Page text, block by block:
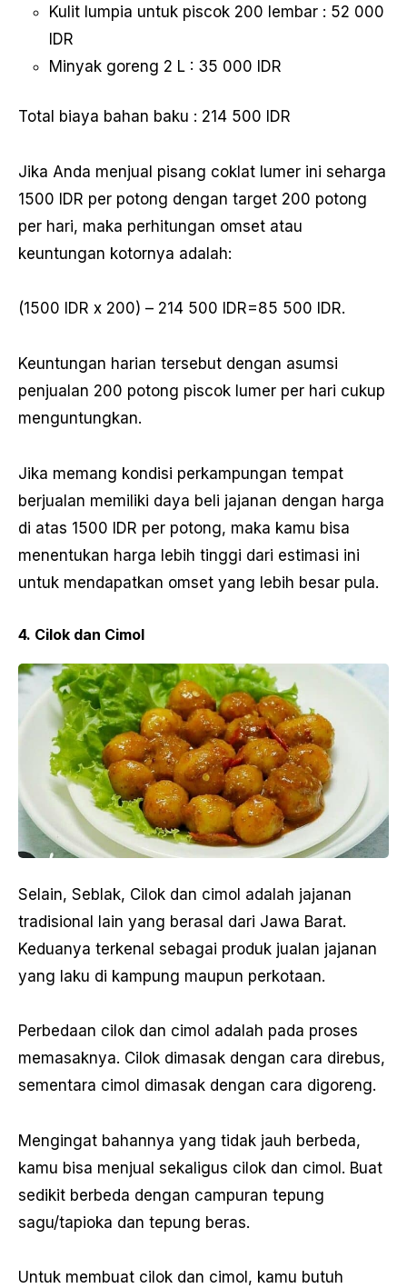
Kulit lumpia untuk piscok 200 lembar : 52 000
IDR
Minyak goreng 2 L : 35 000 IDR
Total biaya bahan baku : 214 500 IDR
Jika Anda menjual pisang coklat lumer ini seharga
1500 IDR per potong dengan target 200 potong
per hari, maka perhitungan omset atau
keuntungan kotornya adalah:
(1500 IDR x 200) – 214 500 IDR=85 500 IDR.
Keuntungan harian tersebut dengan asumsi
penjualan 200 potong piscok lumer per hari cukup
menguntungkan.
Jika memang kondisi perkampungan tempat
berjualan memiliki daya beli jajanan dengan harga
di atas 1500 IDR per potong, maka kamu bisa
menentukan harga lebih tinggi dari estimasi ini
untuk mendapatkan omset yang lebih besar pula.
4. Cilok dan Cimol
Selain, Seblak, Cilok dan cimol adalah jajanan
tradisional lain yang berasal dari Jawa Barat.
Keduanya terkenal sebagai produk jualan jajanan
yang laku di kampung maupun perkotaan.
Perbedaan cilok dan cimol adalah pada proses
memasaknya. Cilok dimasak dengan cara direbus,
sementara cimol dimasak dengan cara digoreng.
Mengingat bahannya yang tidak jauh berbeda,
kamu bisa menjual sekaligus cilok dan cimol. Buat
sedikit berbeda dengan campuran tepung
sagu/tapioka dan tepung beras.
Untuk membuat cilok dan cimol, kamu butuh